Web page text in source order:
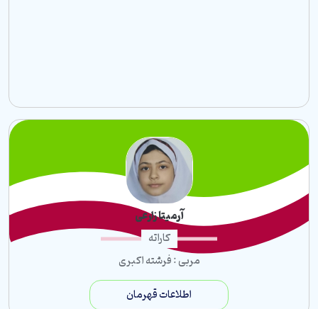
بوکس
ماساژ
دفاع شخصی
جودو
فانکشنال فیتنس
فانکشنال اصلاحی
آرمیتا زارعی
کاراته
مربی : فرشته اکبری
اطلاعات قهرمان